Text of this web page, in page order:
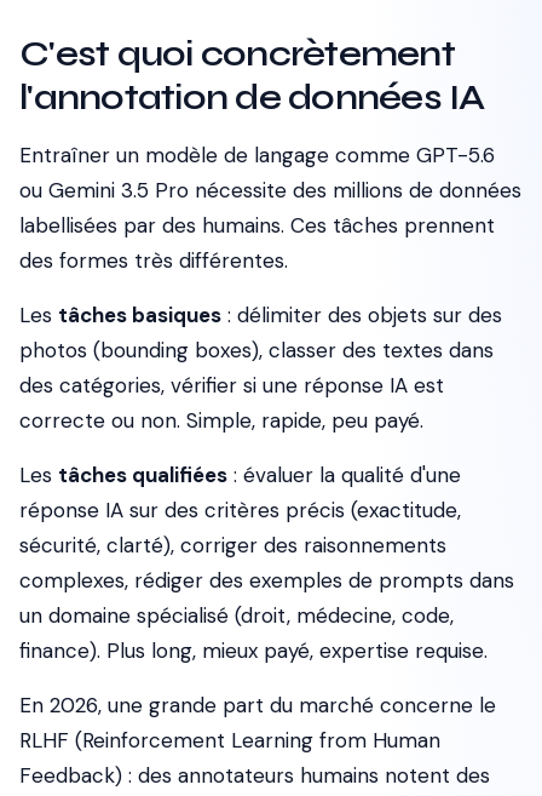
C'est quoi concrètement
l'annotation de données IA
Entraîner un modèle de langage comme GPT-5.6
ou Gemini 3.5 Pro nécessite des millions de données
labellisées par des humains. Ces tâches prennent
des formes très différentes.
Les tâches basiques : délimiter des objets sur des
photos (bounding boxes), classer des textes dans
des catégories, vérifier si une réponse IA est
correcte ou non. Simple, rapide, peu payé.
Les tâches qualifiées : évaluer la qualité d'une
réponse IA sur des critères précis (exactitude,
sécurité, clarté), corriger des raisonnements
complexes, rédiger des exemples de prompts dans
un domaine spécialisé (droit, médecine, code,
finance). Plus long, mieux payé, expertise requise.
En 2026, une grande part du marché concerne le
RLHF (Reinforcement Learning from Human
Feedback) : des annotateurs humains notent des